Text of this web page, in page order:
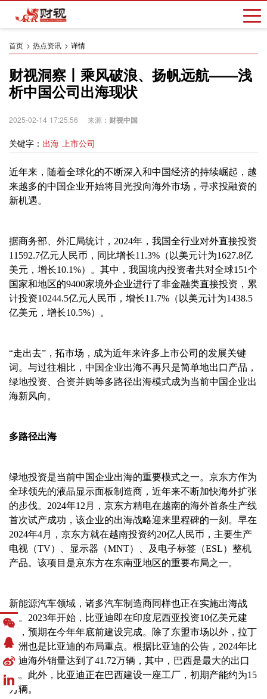
首页 热点资讯 详情
财视洞察丨乘风破浪、扬帆远航——浅
析中国公司出海现状
2025-02-14 17:25:56 来源： 财视中国
关键字： 出海 上市公司
近年来，随着全球化的不断深入和中国经济的持续崛起，越
来越多的中国企业开始将目光投向海外市场，寻求投融资的
新机遇。
据商务部、外汇局统计， 2024年，我国全行业对外直接投资
11592.7亿元人民币，同比增长11.3% （以美元计为1627.8亿
美元，增长10.1%）。其中，我国境内投资者共对全球151个
国家和地区的9400家境外企业进行了非金融类直接投资，累
计投资10244.5亿元人民币，增长11.7% （以美元计为1438.5
亿美元，增长10.5%）。
“走出去”，拓市场，成为近年来许多上市公司的发展关键
词。与过往相比，中国企业出海不再只是简单地出口产品，
绿地投资、合资并购等多路径出海模式成为当前中国企业出
海新风向。
多路径出海
绿地投资是当前中国企业出海的重要模式之一。京东方作为
全球领先的液晶显示面板制造商，近年来不断加快海外扩张
的步伐。 2024年12 月，京东方精电在越南的海外首条生产线
首次试产成功，该企业的出海战略迎来里程碑的一刻。早在
2024年4月，京东方就在越南投资约20亿人民币，主要生产
电视（TV）、显示器（MNT）、及电子标签（ESL）整机
产品。该项目是京东方在东南亚地区的重要布局之一。
新能源汽车领域，诸多汽车制造商同样也正在实施出海战
略。 2023年开始，比亚迪即在印度尼西亚投资10亿美元建
厂，预期在今年年底前建设完成。除了东盟市场以外，拉丁
美洲也是比亚迪的布局重点。根据比亚迪的公告， 2024年比
亚迪海外销量达到了41.72万辆，其中，巴西是最大的出口
地。此外，比亚迪正在巴西建设一座工厂，初期产能约为15
万辆。